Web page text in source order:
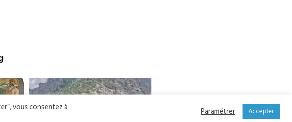
vous consentez à Paramétrer Accepter